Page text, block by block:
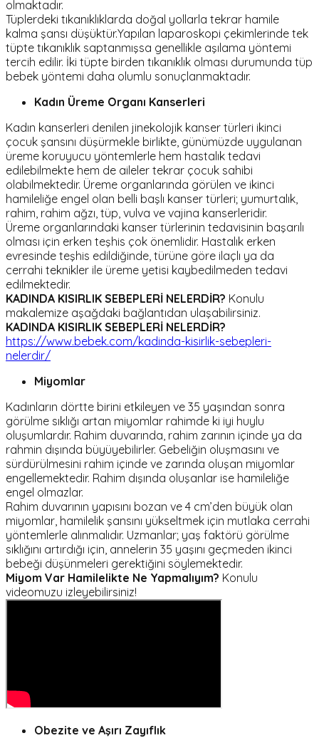
olmaktadır.
Tüplerdeki tıkanıklıklarda doğal yollarla tekrar hamile
kalma şansı düşüktür.Yapılan laparoskopi çekimlerinde tek
tüpte tıkanıklık saptanmışsa genellikle aşılama yöntemi
tercih edilir. İki tüpte birden tıkanıklık olması durumunda tüp
bebek yöntemi daha olumlu sonuçlanmaktadır.
Kadın Üreme Organı Kanserleri
Kadın kanserleri denilen jinekolojik kanser türleri ikinci
çocuk şansını düşürmekle birlikte, günümüzde uygulanan
üreme koruyucu yöntemlerle hem hastalık tedavi
edilebilmekte hem de aileler tekrar çocuk sahibi
olabilmektedir. Üreme organlarında görülen ve ikinci
hamileliğe engel olan belli başlı kanser türleri; yumurtalık,
rahim, rahim ağzı, tüp, vulva ve vajina kanserleridir.
Üreme organlarındaki kanser türlerinin tedavisinin başarılı
olması için erken teşhis çok önemlidir. Hastalık erken
evresinde teşhis edildiğinde, türüne göre ilaçlı ya da
cerrahi teknikler ile üreme yetisi kaybedilmeden tedavi
edilmektedir.
KADINDA KISIRLIK SEBEPLERİ NELERDİR? Konulu
makalemize aşağdaki bağlantıdan ulaşabilirsiniz.
KADINDA KISIRLIK SEBEPLERİ NELERDİR?
https://www.bebek.com/kadinda-kisirlik-sebepleri-
nelerdir/
Miyomlar
Kadınların dörtte birini etkileyen ve 35 yaşından sonra
görülme sıklığı artan miyomlar rahimde ki iyi huylu
oluşumlardır. Rahim duvarında, rahim zarının içinde ya da
rahmin dışında büyüyebilirler. Gebeliğin oluşmasını ve
sürdürülmesini rahim içinde ve zarında oluşan miyomlar
engellemektedir. Rahim dışında oluşanlar ise hamileliğe
engel olmazlar.
Rahim duvarının yapısını bozan ve 4 cm’den büyük olan
miyomlar, hamilelik şansını yükseltmek için mutlaka cerrahi
yöntemlerle alınmalıdır. Uzmanlar; yaş faktörü görülme
sıklığını artırdığı için, annelerin 35 yaşını geçmeden ikinci
bebeği düşünmeleri gerektiğini söylemektedir.
Miyom Var Hamilelikte Ne Yapmalıyım? Konulu
videomuzu izleyebilirsiniz!
Obezite ve Aşırı Zayıflık